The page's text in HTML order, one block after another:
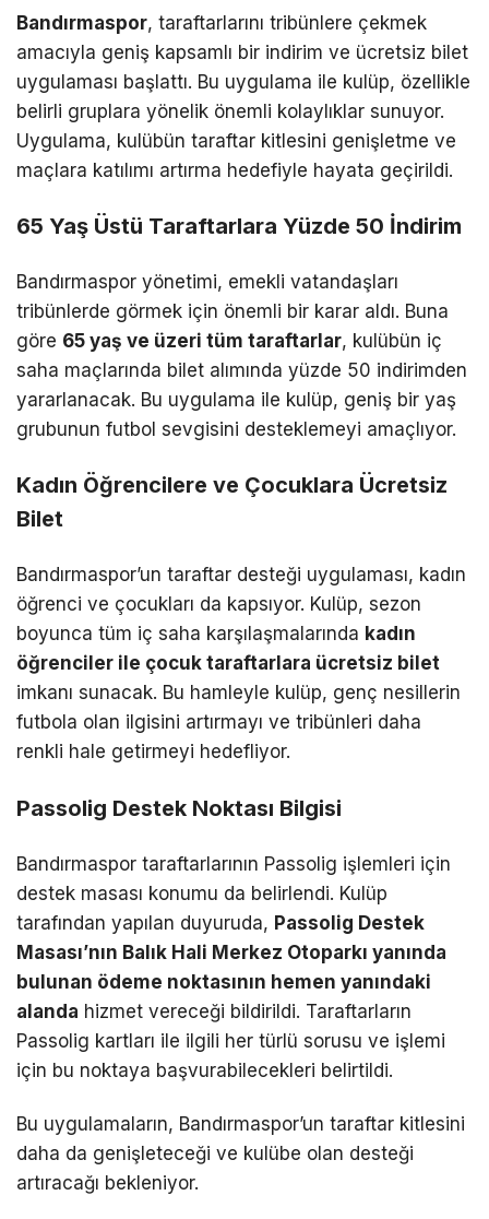
Bandırmaspor, taraftarlarını tribünlere çekmek
amacıyla geniş kapsamlı bir indirim ve ücretsiz bilet
uygulaması başlattı. Bu uygulama ile kulüp, özellikle
belirli gruplara yönelik önemli kolaylıklar sunuyor.
Uygulama, kulübün taraftar kitlesini genişletme ve
maçlara katılımı artırma hedefiyle hayata geçirildi.
65 Yaş Üstü Taraftarlara Yüzde 50 İndirim
Bandırmaspor yönetimi, emekli vatandaşları
tribünlerde görmek için önemli bir karar aldı. Buna
göre 65 yaş ve üzeri tüm taraftarlar, kulübün iç
saha maçlarında bilet alımında yüzde 50 indirimden
yararlanacak. Bu uygulama ile kulüp, geniş bir yaş
grubunun futbol sevgisini desteklemeyi amaçlıyor.
Kadın Öğrencilere ve Çocuklara Ücretsiz
Bilet
Bandırmaspor’un taraftar desteği uygulaması, kadın
öğrenci ve çocukları da kapsıyor. Kulüp, sezon
boyunca tüm iç saha karşılaşmalarında kadın
öğrenciler ile çocuk taraftarlara ücretsiz bilet
imkanı sunacak. Bu hamleyle kulüp, genç nesillerin
futbola olan ilgisini artırmayı ve tribünleri daha
renkli hale getirmeyi hedefliyor.
Passolig Destek Noktası Bilgisi
Bandırmaspor taraftarlarının Passolig işlemleri için
destek masası konumu da belirlendi. Kulüp
tarafından yapılan duyuruda, Passolig Destek
Masası’nın Balık Hali Merkez Otoparkı yanında
bulunan ödeme noktasının hemen yanındaki
alanda hizmet vereceği bildirildi. Taraftarların
Passolig kartları ile ilgili her türlü sorusu ve işlemi
için bu noktaya başvurabilecekleri belirtildi.
Bu uygulamaların, Bandırmaspor’un taraftar kitlesini
daha da genişleteceği ve kulübe olan desteği
artıracağı bekleniyor.